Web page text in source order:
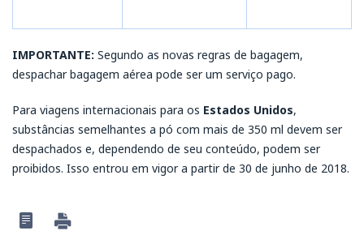
IMPORTANTE: Segundo as novas regras de bagagem,
despachar bagagem aérea pode ser um serviço pago.
Para viagens internacionais para os Estados Unidos,
substâncias semelhantes a pó com mais de 350 ml devem ser
despachados e, dependendo de seu conteúdo, podem ser
proibidos. Isso entrou em vigor a partir de 30 de junho de 2018.